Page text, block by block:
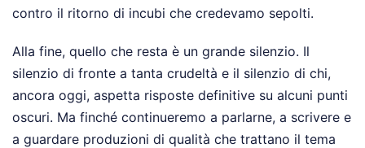
contro il ritorno di incubi che credevamo sepolti.
Alla fine, quello che resta è un grande silenzio. Il
silenzio di fronte a tanta crudeltà e il silenzio di chi,
ancora oggi, aspetta risposte definitive su alcuni punti
oscuri. Ma finché continueremo a parlarne, a scrivere e
a guardare produzioni di qualità che trattano il tema